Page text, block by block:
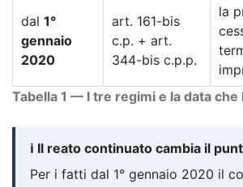
Tabella 1 — I tre regimi e la data che
dal 1°
gennaio
2020
art. 161-bis
c.p. + art.
344-bis c.p.p.
la
ℹ️ Il reato continuato cambia il
Per i fatti dal 1° gennaio 2020 il